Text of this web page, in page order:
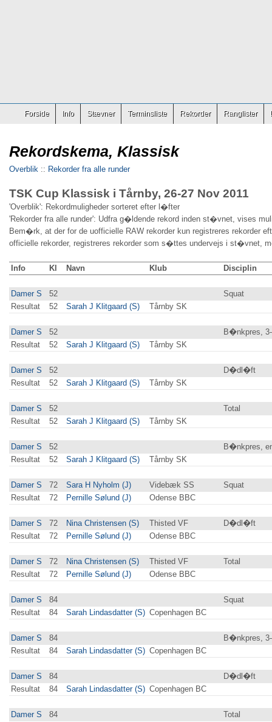
Forside Info Stævner Terminsliste Rekorder Ranglister
Rekordskema, Klassisk
Overblik :: Rekorder fra alle runder
TSK Cup Klassisk i Tårnby, 26-27 Nov 2011
'Overblik': Rekordmuligheder sorteret efter l�fter
'Rekorder fra alle runder': Udfra g�ldende rekord inden st�vnet, vises
Bem�rk, at der for de uofficielle RAW rekorder kun registreres
officielle rekorder, registreres rekorder som s�ttes undervejs i st�vnet,
Info Kl Navn Klub Disciplin
Damer S 52
Squat
Resultat
52 Sarah J Klitgaard (S) Tårnby SK
Damer S 52
B�nkpres,
Resultat
52 Sarah J Klitgaard (S) Tårnby SK
Damer S 52
D�dl�ft
Resultat
52 Sarah J Klitgaard (S) Tårnby SK
Damer S 52
Total
Resultat
52 Sarah J Klitgaard (S) Tårnby SK
Damer S 52
B�nkpres,
Resultat
52 Sarah J Klitgaard (S) Tårnby SK
Damer S 72 Sara H Nyholm (J) Videbæk SS
Squat
Resultat
72 Pernille Sølund (J) Odense BBC
Damer S 72 Nina Christensen (S) Thisted VF
D�dl�ft
Resultat
72 Pernille Sølund (J) Odense BBC
Damer S 72 Nina Christensen (S) Thisted VF
Total
Resultat
72 Pernille Sølund (J) Odense BBC
Damer S 84
Squat
Resultat
84 Sarah Lindasdatter (S) Copenhagen BC
Damer S 84
B�nkpres,
Resultat
84 Sarah Lindasdatter (S) Copenhagen BC
Damer S 84
D�dl�ft
Resultat
84 Sarah Lindasdatter (S) Copenhagen BC
Damer S 84
Total